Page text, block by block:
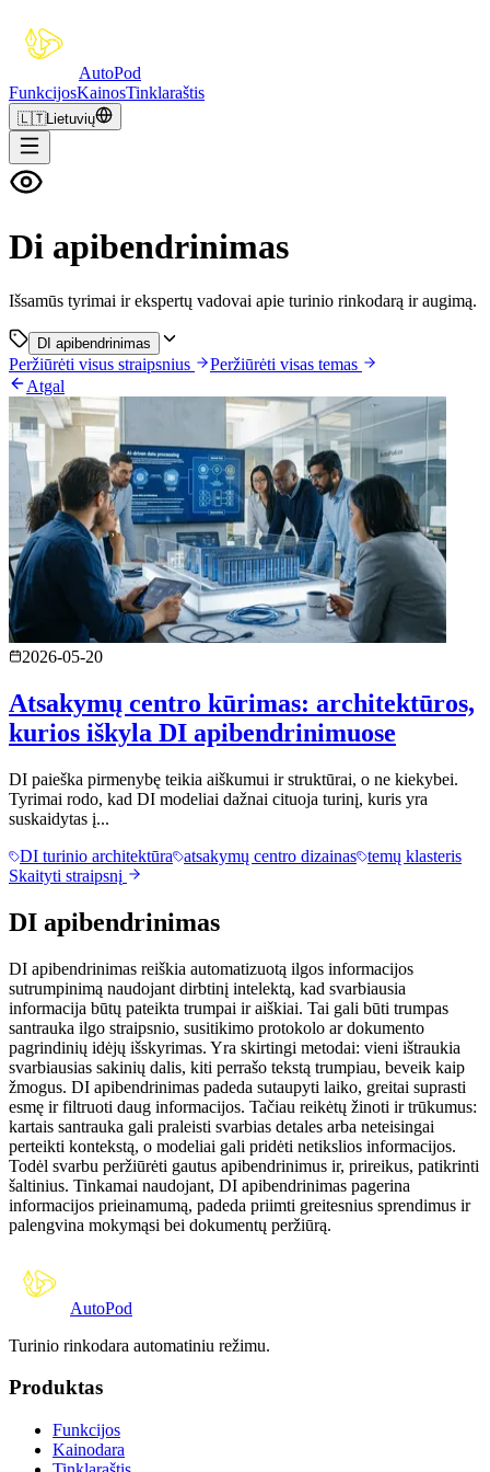
AutoPod
FunkcijosKainosTinklaraštis
🇱🇹Lietuvių
Di apibendrinimas
Išsamūs tyrimai ir ekspertų vadovai apie turinio rinkodarą ir augimą.
DI apibendrinimas
Peržiūrėti visus straipsnius
Peržiūrėti visas temas
Atgal
2026-05-20
Atsakymų centro kūrimas: architektūros,
kurios iškyla DI apibendrinimuose
DI paieška pirmenybę teikia aiškumui ir struktūrai, o ne kiekybei.
Tyrimai rodo, kad DI modeliai dažnai cituoja turinį, kuris yra
suskaidytas į...
DI turinio architektūra
atsakymų centro dizainas temų klasteris
Skaityti straipsnį
DI apibendrinimas
DI apibendrinimas reiškia automatizuotą ilgos informacijos
sutrumpinimą naudojant dirbtinį intelektą, kad svarbiausia
informacija būtų pateikta trumpai ir aiškiai. Tai gali būti trumpas
santrauka ilgo straipsnio, susitikimo protokolo ar dokumento
pagrindinių idėjų išskyrimas. Yra skirtingi metodai: vieni ištraukia
svarbiausias sakinių dalis, kiti perrašo tekstą trumpiau, beveik kaip
žmogus. DI apibendrinimas padeda sutaupyti laiko, greitai suprasti
esmę ir filtruoti daug informacijos. Tačiau reikėtų žinoti ir trūkumus:
kartais santrauka gali praleisti svarbias detales arba neteisingai
perteikti kontekstą, o modeliai gali pridėti netikslios informacijos.
Todėl svarbu peržiūrėti gautus apibendrinimus ir, prireikus, patikrinti
šaltinius. Tinkamai naudojant, DI apibendrinimas pagerina
informacijos prieinamumą, padeda priimti greitesnius sprendimus ir
palengvina mokymąsi bei dokumentų peržiūrą.
AutoPod
Turinio rinkodara automatiniu režimu.
Produktas
Funkcijos
Kainodara